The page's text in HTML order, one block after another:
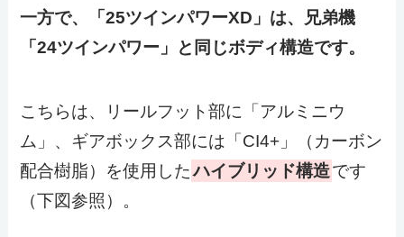
一方で、「25ツインパワーXD」は、兄弟機
「24ツインパワー」と同じボディ構造です。
こちらは、リールフット部に「アルミニウ
ム」、ギアボックス部には「CI4+」（カーボン
配合樹脂）を使用した ハイブリッド構造です
（下図参照）。